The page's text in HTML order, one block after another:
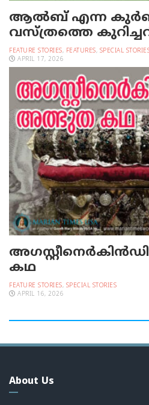
ആല്‍ബ് എന്ന
വസ്ത്രത്തെ
FEATURE STORIES, FEATURES, SPECIAL
APRIL 17, 2026
കഥ
FEATURE STORIES, SPECIAL STORIES
APRIL 16, 2026
About Us